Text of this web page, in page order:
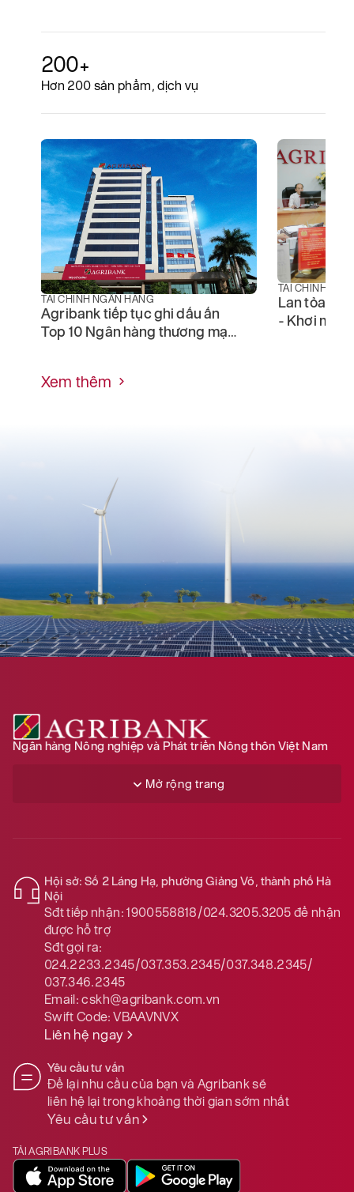
200+
Hơn 200 sản phẩm, dịch vụ
TÀI CHÍNH NGÂN HÀNG
Agribank tiếp tục ghi dấu ấn
Top 10 Ngân hàng thương mại
TÀI CHÍNH
Lan tỏa giá
- Khơi mở
Xem thêm
Ngân hàng Nông nghiệp và Phát triển Nông thôn Việt Nam
Mở rộng trang
Hội sở: Số 2 Láng Hạ, phường Giảng Võ, thành phố Hà
Nội
Sđt tiếp nhận: 1900558818/024.3205.3205để nhận
được hỗ trợ
Sđt gọi ra:
024.2233.2345/037.353.2345/037.348.2345/
037.346.2345
Email:cskh@agribank.com.vn
Swift Code:VBAAVNVX
Liên hệ ngay
Yêu cầu tư vấn
Để lại nhu cầu của bạn và Agribank sẽ
liên hệ lại trong khoảng thời gian sớm nhất
Yêu cầu tư vấn
TẢI AGRIBANK PLUS